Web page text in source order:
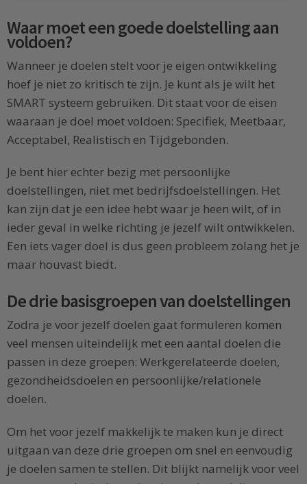
Waar moet een goede doelstelling aan
voldoen?
Wanneer je doelen stelt voor je eigen ontwikkeling
hoef je niet zo kritisch te zijn. Je kunt als je wilt het
SMART systeem gebruiken. Dit staat voor de eisen
waaraan je doel moet voldoen: Specifiek, Meetbaar,
Acceptabel, Realistisch en Tijdgebonden.
Je bent hier echter bezig met persoonlijke
doelstellingen, niet met bedrijfsdoelstellingen. Het
kan zijn dat je een idee hebt waar je heen wilt, of in
ieder geval in welke richting je jezelf wilt ontwikkelen.
Een iets vager doel is dus geen probleem zolang het je
maar houvast biedt.
De drie basisgroepen van doelstellingen
Zodra je voor jezelf doelen gaat formuleren komen
veel mensen uiteindelijk met een aantal doelen die
passen in deze groepen: Werkgerelateerde doelen,
gezondheidsdoelen en persoonlijke/relationele
doelen.
Om het voor jezelf makkelijk te maken kun je direct
uitgaan van deze drie groepen om snel en eenvoudig
je doelen samen te stellen. Dit blijkt namelijk voor veel